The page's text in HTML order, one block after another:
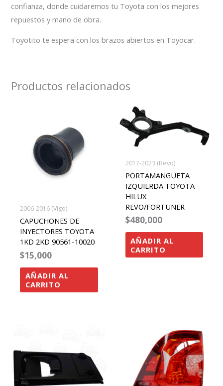
confianza, donde cuidaremos tu Toyota con los mejores
repuestos y mano de obra.
Toyotito te espera con los brazos abiertos en Toyocar.
Productos relacionados
2006-2016 (Vigo)
CAPUCHONES DE
INYECTORES TOYOTA
1KD 2KD 90561-10020
$15,000
AÑADIR AL
CARRITO
2017-2023 (Revo)
PORTAMANGUETA
IZQUIERDA TOYOTA
HILUX
REVO/FORTUNER
$480,000
AÑADIR AL
CARRITO